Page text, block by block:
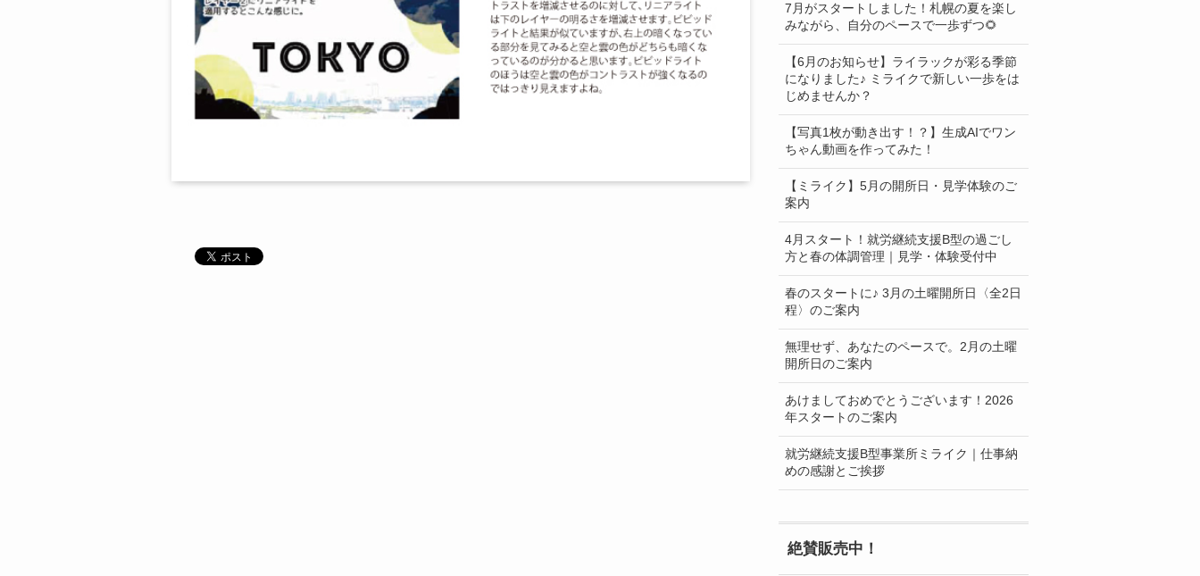
7月がスタートしました！札幌の夏を楽し
みながら、自分のペースで一歩ずつ🌻
【6月のお知らせ】ライラックが彩る季節
になりました♪ ミライクで新しい一歩をは
じめませんか？
【写真1枚が動き出す！？】生成AIでワン
ちゃん動画を作ってみた！
【ミライク】5月の開所日・見学体験のご
案内
4月スタート！就労継続支援B型の過ごし
方と春の体調管理｜見学・体験受付中
春のスタートに♪ 3月の土曜開所日〈全2日
程〉のご案内
無理せず、あなたのペースで。2月の土曜
開所日のご案内
あけましておめでとうございます！2026
年スタートのご案内
就労継続支援B型事業所ミライク｜仕事納
めの感謝とご挨拶
絶賛販売中！